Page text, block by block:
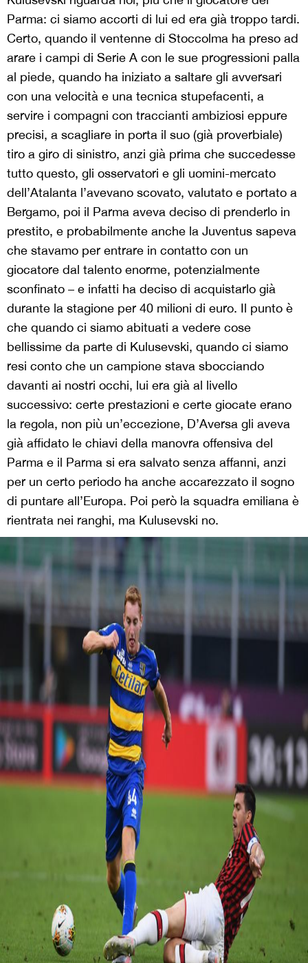
Parma: ci siamo accorti di lui ed era già troppo tardi.
Certo, quando il ventenne di Stoccolma ha preso ad
arare i campi di Serie A con le sue progressioni palla
al piede, quando ha iniziato a saltare gli avversari
con una velocità e una tecnica stupefacenti, a
servire i compagni con traccianti ambiziosi eppure
precisi, a scagliare in porta il suo (già proverbiale)
tiro a giro di sinistro, anzi già prima che succedesse
tutto questo, gli osservatori e gli uomini-mercato
dell’Atalanta l’avevano scovato, valutato e portato a
Bergamo, poi il Parma aveva deciso di prenderlo in
prestito, e probabilmente anche la Juventus sapeva
che stavamo per entrare in contatto con un
giocatore dal talento enorme, potenzialmente
sconfinato – e infatti ha deciso di acquistarlo già
durante la stagione per 40 milioni di euro. Il punto è
che quando ci siamo abituati a vedere cose
bellissime da parte di Kulusevski, quando ci siamo
resi conto che un campione stava sbocciando
davanti ai nostri occhi, lui era già al livello
successivo: certe prestazioni e certe giocate erano
la regola, non più un’eccezione, D’Aversa gli aveva
già affidato le chiavi della manovra offensiva del
Parma e il Parma si era salvato senza affanni, anzi
per un certo periodo ha anche accarezzato il sogno
di puntare all’Europa. Poi però la squadra emiliana è
rientrata nei ranghi, ma Kulusevski no.